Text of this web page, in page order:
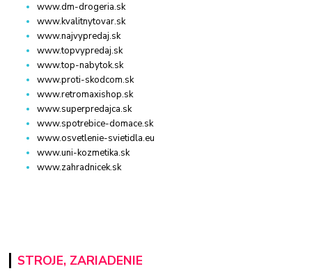
www.dm-drogeria.sk
www.kvalitnytovar.sk
www.najvypredaj.sk
www.topvypredaj.sk
www.top-nabytok.sk
www.proti-skodcom.sk
www.retromaxishop.sk
www.superpredajca.sk
www.spotrebice-domace.sk
www.osvetlenie-svietidla.eu
www.uni-kozmetika.sk
www.zahradnicek.sk
STROJE, ZARIADENIE